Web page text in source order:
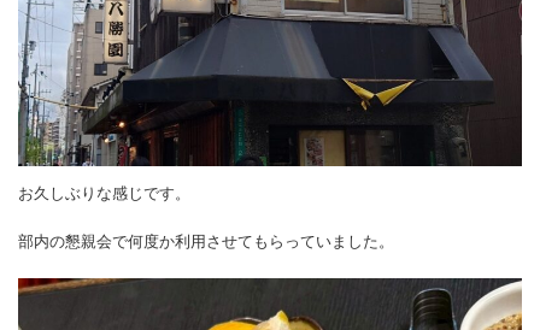
お久しぶりな感じです。
部内の懇親会で何度か利用させてもらっていました。